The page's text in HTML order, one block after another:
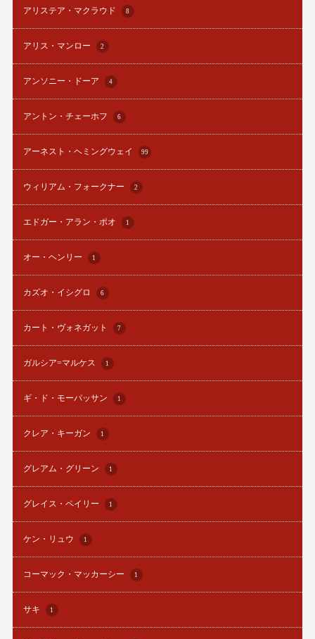
アリステア・マクラウド 8
アリス・マンロー 2
アンソニー・ドーア 4
アントン・チェーホフ 6
アーネスト・ヘミングウェイ 99
ウィリアム・フォークナー 2
エドガー・アラン・ポオ 1
オー・ヘンリー 1
カズオ・イシグロ 6
カート・ヴォネガット 7
ガルシア=マルケス 1
ギ・ド・モーパッサン 1
クレア・キーガン 1
グレアム・グリーン 1
グレイス・ペイリー 1
ケン・リュウ 1
コーマック・マッカーシー 1
サキ 1